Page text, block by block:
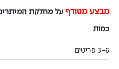
מבצע מטורף על מחלקת
כמות
3-6 פריטים